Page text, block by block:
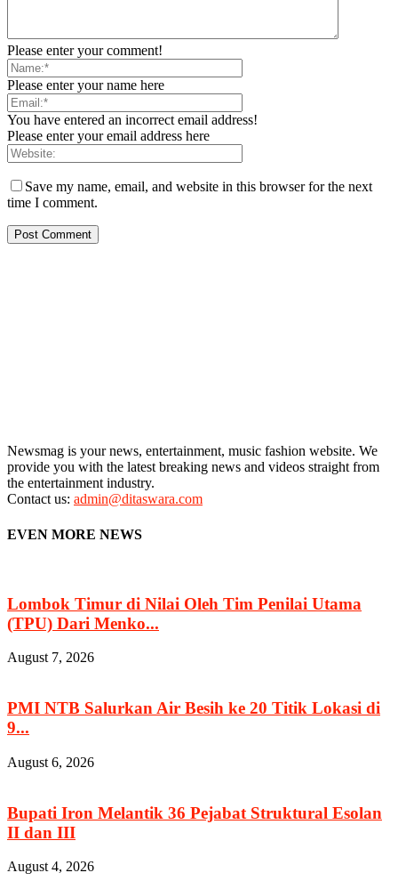
Please enter your comment!
Please enter your name here
You have entered an incorrect email address!
Please enter your email address here
Save my name, email, and website in this browser for the next
time I comment.
Newsmag is your news, entertainment, music fashion website. We
provide you with the latest breaking news and videos straight from
the entertainment industry.
Contact us: admin@ditaswara.com
EVEN MORE NEWS
Lombok Timur di Nilai Oleh Tim Penilai Utama
(TPU) Dari Menko...
August 7, 2026
PMI NTB Salurkan Air Besih ke 20 Titik Lokasi di
9...
August 6, 2026
Bupati Iron Melantik 36 Pejabat Struktural Esolan
II dan III
August 4, 2026